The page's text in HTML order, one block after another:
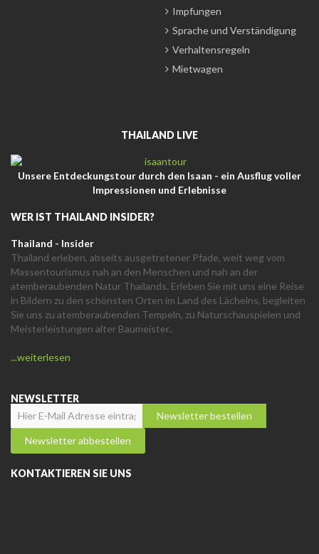
Impfungen
Sprache und Verständigung
Verhaltensregeln
Mietwagen
THAILAND LIVE
Unsere Entdeckungstour durch den Isaan - ein Ausflug voller
Impressionen und Erlebnisse
WER IST THAILAND INSIDER?
Thailand - Insider
Thailand erleben, abseits ausgetretener Pfade, weit weg vom
Massentourismus nah an den Menschen und nah an der
atemberaubenden Natur Thailands. Erleben Sie mit uns eine Reise
in Bildern zu den schönsten Orten im Land des Lächelns, begleiten
Sie uns zu atemberaubenden Tempeln, zu Naturschauspielen und
Meisterleistungen alter Baumeister..
...weiterlesen
NEWSLETTER
KONTAKTIEREN SIE UNS